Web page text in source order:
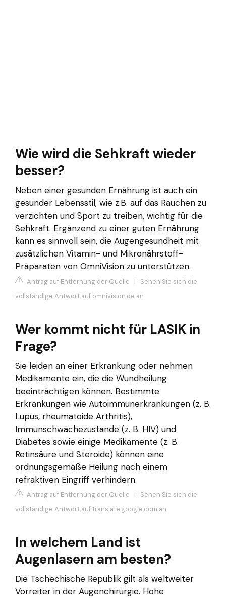
Wie wird die Sehkraft wieder
besser?
Neben einer gesunden Ernährung ist auch ein
gesunder Lebensstil, wie z.B. auf das Rauchen zu
verzichten und Sport zu treiben, wichtig für die
Sehkraft. Ergänzend zu einer guten Ernährung
kann es sinnvoll sein, die Augengesundheit mit
zusätzlichen Vitamin- und Mikronährstoff-
Präparaten von OmniVision zu unterstützen.
Antrag auf Entfernung der Quelle | Sehen Sie sich die
vollständige Antwort auf omnivision.de an
Wer kommt nicht für LASIK in
Frage?
Sie leiden an einer Erkrankung oder nehmen
Medikamente ein, die die Wundheilung
beeinträchtigen können. Bestimmte
Erkrankungen wie Autoimmunerkrankungen (z. B.
Lupus, rheumatoide Arthritis),
Immunschwächezustände (z. B. HIV) und
Diabetes sowie einige Medikamente (z. B.
Retinsäure und Steroide) können eine
ordnungsgemäße Heilung nach einem
refraktiven Eingriff verhindern.
Antrag auf Entfernung der Quelle | Sehen Sie sich die
vollständige Antwort auf translate.google.com an
In welchem Land ist
Augenlasern am besten?
Die Tschechische Republik gilt als weltweiter
Vorreiter in der Augenchirurgie. Hohe